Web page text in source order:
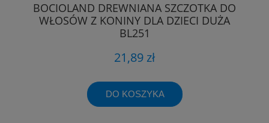
BOCIOLAND DREWNIANA SZCZOTKA DO
WŁOSÓW Z KONINY DLA DZIECI DUŻA
BL251
21,89 zł
DO KOSZYKA